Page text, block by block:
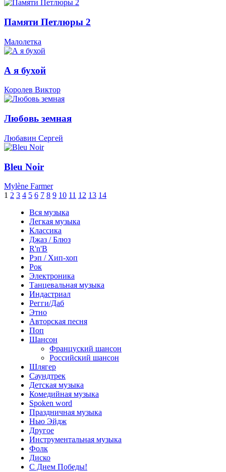
Памяти Петлюры 2
Малолетка
А я бухой
Королев Виктор
Любовь земная
Любавин Сергей
Bleu Noir
Mylène Farmer
1 2 3 4 5 6 7 8 9 10 11 12 13 14
Вся музыка
Легкая музыка
Классика
Джаз / Блюз
R'n'B
Рэп / Хип-хоп
Рок
Электроника
Танцевальная музыка
Индастриал
Регги/Даб
Этно
Авторская песня
Поп
Шансон
Француский шансон
Российский шансон
Шлягер
Саундтрек
Детская музыка
Комедийная музыка
Spoken word
Праздничная музыка
Нью Эйдж
Другое
Инструментальная музыка
Фолк
Диско
С Днем Победы!